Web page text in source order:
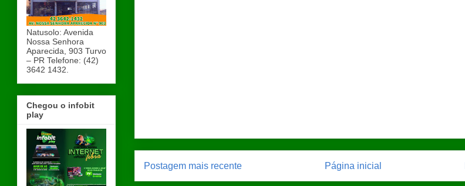
Postagem mais recente Página inicial
Natusolo: Avenida
Nossa Senhora
Aparecida, 903 Turvo
– PR Telefone: (42)
3642 1432.
Chegou o infobit
play